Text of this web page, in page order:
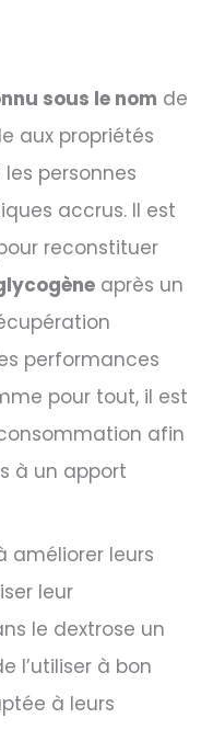
sous le nom de
aux propriétés
personnes
accrus. Il est
reconstituer
après un
performances
pour tout, il est
afin
à un apport
améliorer leurs
leur
le dextrose un
l’utiliser à bon
à leurs